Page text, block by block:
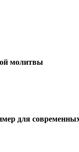
молитвы
для